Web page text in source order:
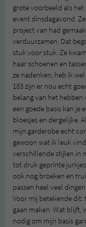
grote voorbeeld als
event dinsdagavond.
project van had
verduurzamen. Dat
stuk voor stuk. Ze
haar schoenen en
ze nadenken; heb ik
183 zijn er nou echt
belang van het hebben
een goede basis kan
bloesjes en dergelijke.
mijn garderobe echt
gewoon wat ik leuk
verschillende stijlen in
tot druk geprinte
ook nog broeken en
passen heel veel
Voor mij betekende dit:
gaan maken. Wat blijft,
nodig om mijn basis